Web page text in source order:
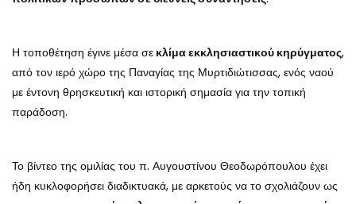
Η τοποθέτηση έγινε μέσα σε κλίμα εκκλησιαστικού κηρύγματος,
από τον ιερό χώρο της Παναγίας της Μυρτιδιώτισσας, ενός ναού
με έντονη θρησκευτική και ιστορική σημασία για την τοπική
παράδοση.
Το βίντεο της ομιλίας του π. Αυγουστίνου Θεοδωρόπουλου έχει
ήδη κυκλοφορήσει διαδικτυακά, με αρκετούς να το σχολιάζουν ως